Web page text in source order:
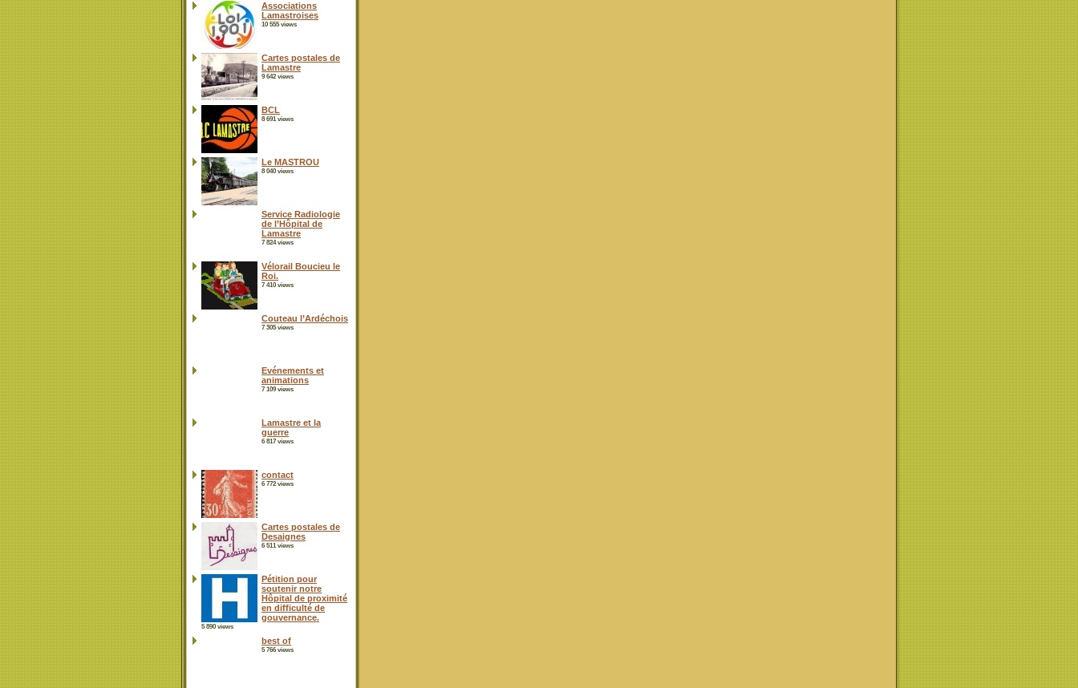
Associations
Lamastroises
10 555 views
Cartes postales de
Lamastre
9 642 views
BCL
8 691 views
Le MASTROU
8 040 views
Service Radiologie
de l’Hôpital de
Lamastre
7 824 views
Vélorail Boucieu le
Roi.
7 410 views
Couteau l’Ardéchois
7 305 views
Evénements et
animations
7 109 views
Lamastre et la
guerre
6 817 views
contact
6 772 views
Cartes postales de
Desaignes
6 511 views
Pétition pour
soutenir notre
Hôpital de proximité
en difficulté de
gouvernance.
5 890 views
best of
5 766 views